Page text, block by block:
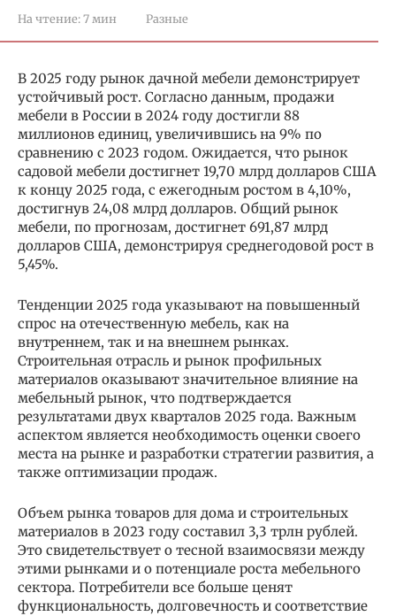
На чтение:7 мин Разные
В 2025 году рынок дачной мебели демонстрирует
устойчивый рост. Согласно данным, продажи
мебели в России в 2024 году достигли 88
миллионов единиц, увеличившись на 9% по
сравнению с 2023 годом. Ожидается, что рынок
садовой мебели достигнет 19,70 млрд долларов США
к концу 2025 года, с ежегодным ростом в 4,10%,
достигнув 24,08 млрд долларов. Общий рынок
мебели, по прогнозам, достигнет 691,87 млрд
долларов США, демонстрируя среднегодовой рост в
5,45%.
Тенденции 2025 года указывают на повышенный
спрос на отечественную мебель, как на
внутреннем, так и на внешнем рынках.
Строительная отрасль и рынок профильных
материалов оказывают значительное влияние на
мебельный рынок, что подтверждается
результатами двух кварталов 2025 года. Важным
аспектом является необходимость оценки своего
места на рынке и разработки стратегии развития, а
также оптимизации продаж.
Объем рынка товаров для дома и строительных
материалов в 2023 году составил 3,3 трлн рублей.
Это свидетельствует о тесной взаимосвязи между
этими рынками и о потенциале роста мебельного
сектора. Потребители все больше ценят
функциональность, долговечность и соответствие